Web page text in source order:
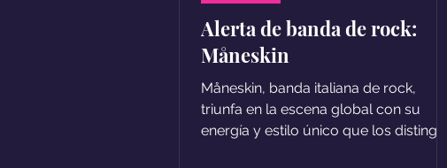
Alerta de banda de rock:
Måneskin
Måneskin, banda italiana de rock,
triunfa en la escena global con su
energía y estilo único que los distingue